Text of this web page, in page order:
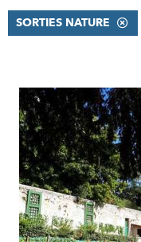
SORTIES NATURE
RÉSULTATS